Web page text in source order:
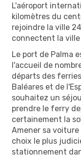
L'aéroport
kilomètres du
rejoindre la ville
connectent la ville
Le port de Palma
l'accueil de
départs des
Baléares et de
souhaitez un
prendre le ferry
certainement la
Amener sa
choix le plus
stationnement